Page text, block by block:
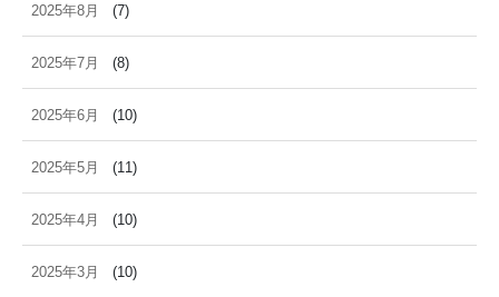
2025年8月 (7)
2025年7月 (8)
2025年6月 (10)
2025年5月 (11)
2025年4月 (10)
2025年3月 (10)